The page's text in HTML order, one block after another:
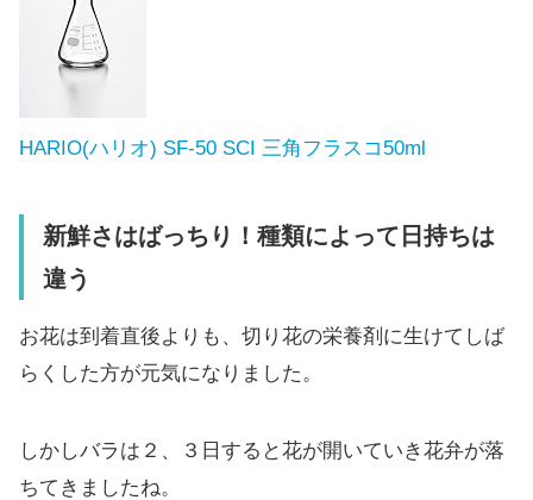
HARIO(ハリオ) SF-50 SCI 三角フラスコ50ml
新鮮さはばっちり！種類によって日持ちは
違う
お花は到着直後よりも、切り花の栄養剤に生けてしば
らくした方が元気になりました。
しかしバラは２、３日すると花が開いていき花弁が落
ちてきましたね。